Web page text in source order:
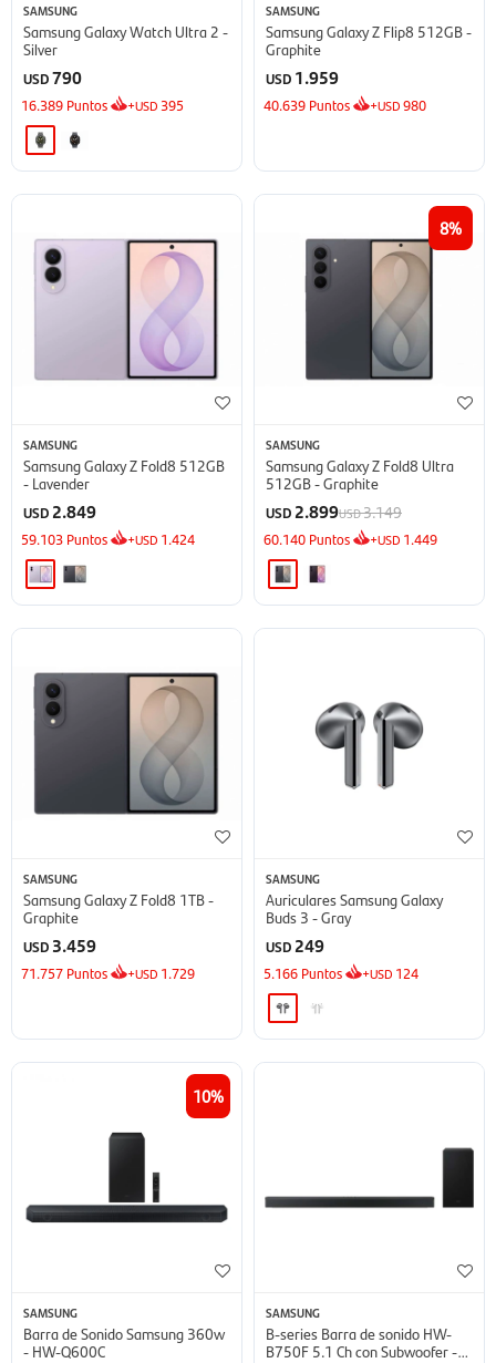
SAMSUNG
Samsung Galaxy Watch Ultra 2 -
Silver
USD790
16.389 Puntos +USD 395
SAMSUNG
Samsung Galaxy Z Flip8 512GB -
Graphite
USD 1.959
40.639 Puntos +USD980
SAMSUNG
Samsung Galaxy Z Fold8 512GB
- Lavender
USD 2.849
59.103 Puntos +USD 1.424
8
SAMSUNG
Samsung Galaxy Z Fold8 Ultra
512GB - Graphite
USD 2.899USD3.149
60.140 Puntos +USD 1.449
SAMSUNG
Samsung Galaxy Z Fold8 1TB -
Graphite
USD 3.459
71.757 Puntos +USD 1.729
SAMSUNG
Auriculares Samsung Galaxy
Buds 3 - Gray
USD 249
5.166 Puntos +USD 124
10
SAMSUNG
Barra de Sonido Samsung 360w
- HW-Q600C
SAMSUNG
B-series Barra de sonido HW-
B750F 5.1 Ch con Subwoofer -